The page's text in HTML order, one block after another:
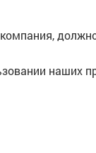
наших